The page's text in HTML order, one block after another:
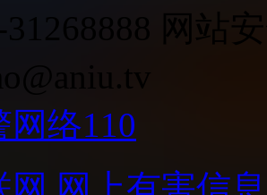
网站
网络110
网 网上有害信